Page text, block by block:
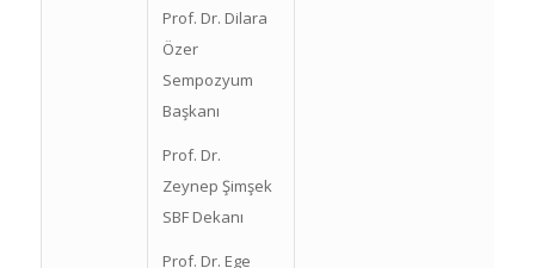
Prof. Dr. Dilara
Özer
Sempozyum
Başkanı
Prof. Dr.
Zeynep Şimşek
SBF Dekanı
Prof. Dr. Ege